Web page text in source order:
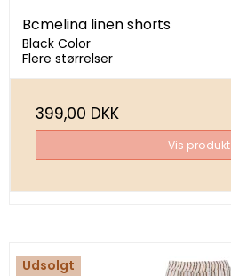
Bcmelina linen shorts
Black Color
Flere størrelser
399,00 DKK
Vis produkt
Udsolgt